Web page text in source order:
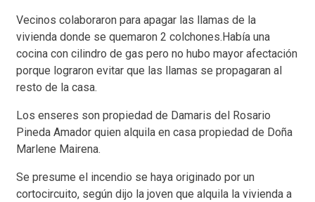
Vecinos colaboraron para apagar las llamas de la
vivienda donde se quemaron 2 colchones.Había una
cocina con cilindro de gas pero no hubo mayor afectación
porque lograron evitar que las llamas se propagaran al
resto de la casa.
Los enseres son propiedad de Damaris del Rosario
Pineda Amador quien alquila en casa propiedad de Doña
Marlene Mairena.
Se presume el incendio se haya originado por un
cortocircuito, según dijo la joven que alquila la vivienda a